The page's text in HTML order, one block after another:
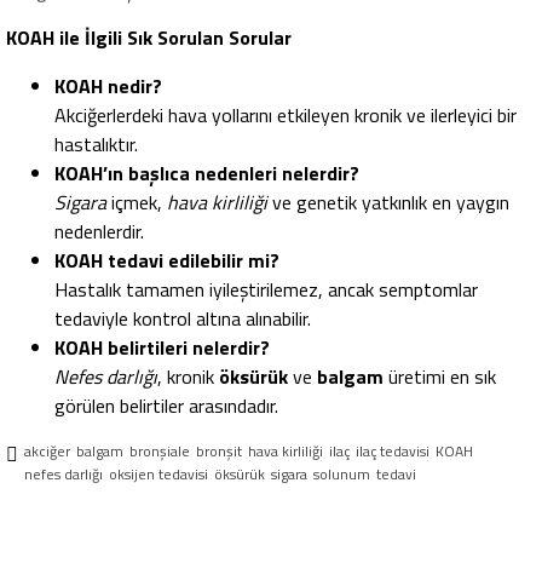
KOAH ile İlgili Sık Sorulan Sorular
KOAH nedir?
Akciğerlerdeki hava yollarını etkileyen kronik ve ilerleyici bir
hastalıktır.
KOAH’ın başlıca nedenleri nelerdir?
Sigaraiçmek, hava kirliliğive genetik yatkınlık en yaygın
nedenlerdir.
KOAH tedavi edilebilir mi?
Hastalık tamamen iyileştirilemez, ancak semptomlar
tedaviyle kontrol altına alınabilir.
KOAH belirtileri nelerdir?
Nefes darlığı, kronik öksürükve balgam üretimi en sık
görülen belirtiler arasındadır.
akciğer balgam bronşiale bronşit hava kirliliği ilaç ilaç tedavisi KOAH
nefes darlığı oksijen tedavisi öksürük sigara solunum tedavi